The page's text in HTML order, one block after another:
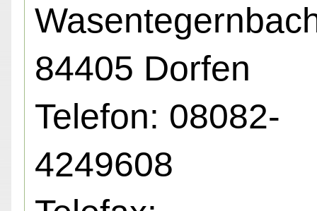
84405 Dorfen
Telefon: 08082-
4249608